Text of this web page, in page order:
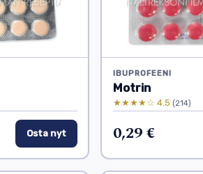
Osta nyt
IBUPROFEENI
Motrin
★★★★☆ 4.5 (214)
0,29 €